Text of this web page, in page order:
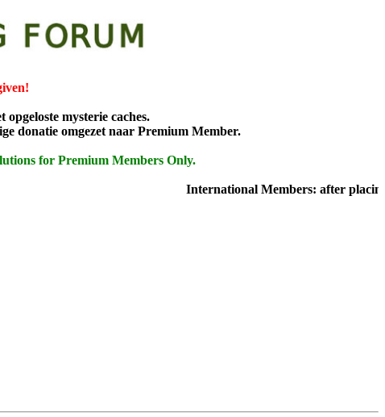
mysterie caches.
donatie omgezet naar Premium Member.
for Premium Members Only.
International Members: after placing